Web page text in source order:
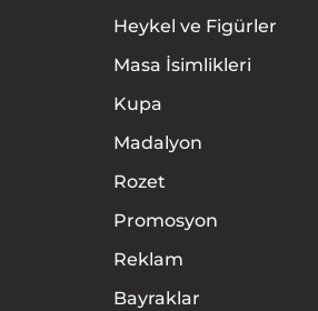
Heykel ve Figürler
Masa İsimlikleri
Kupa
Madalyon
Rozet
Promosyon
Reklam
Bayraklar
Anasayfa
Hakkımızda